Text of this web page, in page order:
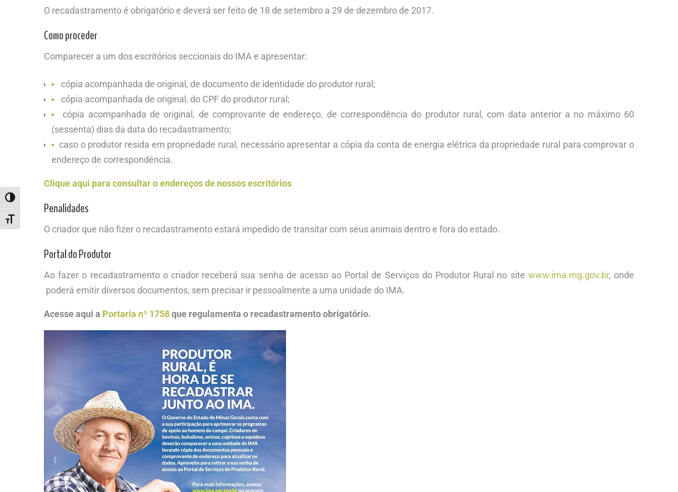
ALTERNAR ALTO CONTRASTE
ALTERNAR TAMANHO DA FONTE
O recadastramento é obrigatório e deverá ser feito de 18 de setembro a 29 de dezembro de 2017.
Como proceder
Comparecer a um dos escritórios seccionais do IMA e apresentar:
cópia acompanhada de original, de documento de identidade do produtor rural;
cópia acompanhada de original, do CPF do produtor rural;
cópia acompanhada de original, de comprovante de endereço, de correspondência do produtor rural, com data anterior a no máximo 60
(sessenta) dias da data do recadastramento;
caso o produtor resida em propriedade rural, necessário apresentar a cópia da conta de energia elétrica da propriedade rural para comprovar o
endereço de correspondência.
Clique aqui para consultar o endereços de nossos escritórios
Penalidades
O criador que não fizer o recadastramento estará impedido de transitar com seus animais dentro e fora do estado.
Portal do Produtor
Ao fazer o recadastramento o criador receberá sua senha de acesso ao Portal de Serviços do Produtor Rural no site www.ima.mg.gov.br, onde
poderá emitir diversos documentos, sem precisar ir pessoalmente a uma unidade do IMA.
Acesse aqui a Portaria nº 1758que regulamenta o recadastramento obrigatório.